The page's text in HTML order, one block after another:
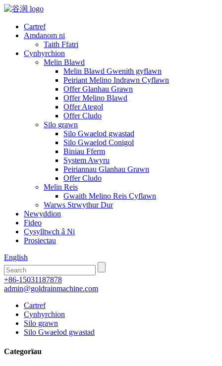
Cartref
Amdanom ni
Taith Ffatri
Cynhyrchion
Melin Blawd
Melin Blawd Gwenith gyflawn
Peiriant Melino Indrawn Cyflawn
Offer Glanhau Grawn
Offer Melino Blawd
Offer Ategol
Offer Cludo
Silo grawn
Silo Gwaelod gwastad
Silo Gwaelod Conigol
Biniau Fferm
System Awyru
Peiriannau Glanhau Grawn
Offer Cludo
Melin Reis
Gwaith Melino Reis Cyflawn
Warws Strwythur Dur
Newyddion
Fideo
Cysylltwch â Ni
Prosiectau
English
+86-15031187878
admin@goldrainmachine.com
Cartref
Cynhyrchion
Silo grawn
Silo Gwaelod gwastad
Categorïau